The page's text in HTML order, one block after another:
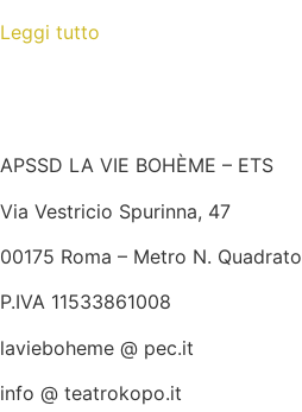
Leggi tutto
APSSD LA VIE BOHÈME – ETS
Via Vestricio Spurinna, 47
00175 Roma – Metro N. Quadrato
P.IVA 11533861008
lavieboheme @ pec.it
info @ teatrokopo.it